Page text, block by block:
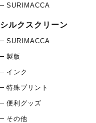
SURIMACCA
シルクスクリーン
SURIMACCA
製版
インク
特殊プリント
便利グッズ
その他